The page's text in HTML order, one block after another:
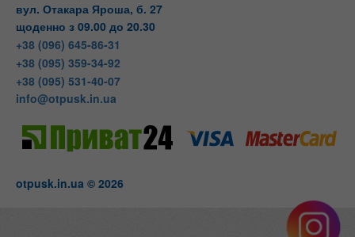
вул. Отакара Яроша, б. 27
щоденно з 09.00 до 20.30
+38 (096) 645-86-31
+38 (095) 359-34-92
+38 (095) 531-40-07
info@otpusk.in.ua
otpusk.in.ua © 2026
+38(095) 531-40-